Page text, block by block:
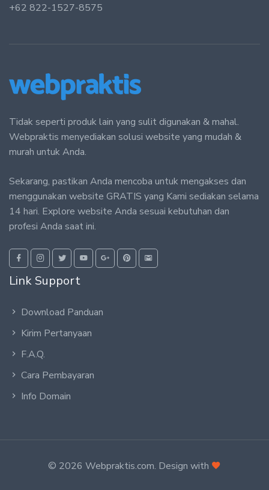
+62 822-1527-8575
Tidak seperti produk lain yang sulit digunakan & mahal.
Webpraktis menyediakan solusi website yang mudah &
murah untuk Anda.
Sekarang, pastikan Anda mencoba untuk mengakses dan
menggunakan website GRATIS yang Kami sediakan selama
14 hari. Explore website Anda sesuai kebutuhan dan
profesi Anda saat ini.
Link Support
Download Panduan
Kirim Pertanyaan
F.A.Q.
Cara Pembayaran
Info Domain
© 2026 Webpraktis.com. Design with